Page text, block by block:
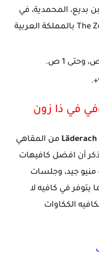
3394 خليفة بن بديع، المحمدية، في
الرياض The Zone Takhasousi road بالمملكة العربية
في ذا زون
من المقاهي
أن افضل كافيهات
جيد، وجلسات
في كافيه لا
الككاوات